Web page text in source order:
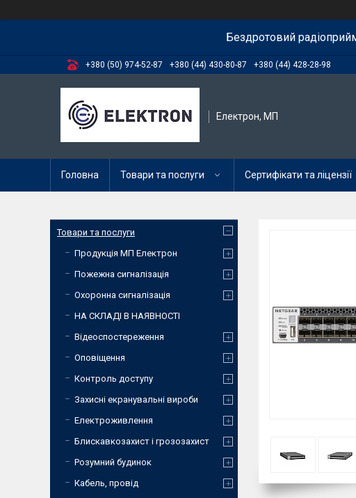
Бездротовий
+380 (50) 974-52-87 +380 (44) 430-80-87 +380 (44) 428-28-98
Електрон, МП
Головна Товари та послуги Сертифікати та ліцензії
Товари та послуги
Продукція МП Електрон
Пожежна сигналізація
Охоронна сигналізація
НА СКЛАДІ В НАЯВНОСТІ
Відеоспостереження
Оповіщення
Контроль доступу
Захисні екранувальні вироби
Електроживлення
Блискавкозахист і грозозахист
Розумний будинок
Кабель, провід